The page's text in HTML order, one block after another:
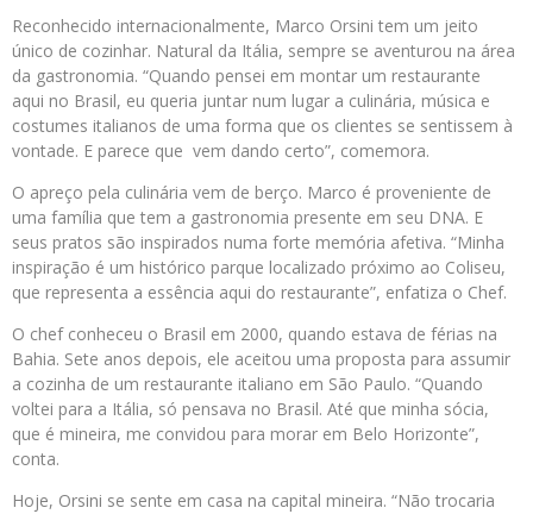
Reconhecido internacionalmente, Marco Orsini tem um jeito
único de cozinhar. Natural da Itália, sempre se aventurou na área
da gastronomia. “Quando pensei em montar um restaurante
aqui no Brasil, eu queria juntar num lugar a culinária, música e
costumes italianos de uma forma que os clientes se sentissem à
vontade. E parece que vem dando certo”, comemora.
O apreço pela culinária vem de berço. Marco é proveniente de
uma família que tem a gastronomia presente em seu DNA. E
seus pratos são inspirados numa forte memória afetiva. “Minha
inspiração é um histórico parque localizado próximo ao Coliseu,
que representa a essência aqui do restaurante”, enfatiza o Chef.
O chef conheceu o Brasil em 2000, quando estava de férias na
Bahia. Sete anos depois, ele aceitou uma proposta para assumir
a cozinha de um restaurante italiano em São Paulo. “Quando
voltei para a Itália, só pensava no Brasil. Até que minha sócia,
que é mineira, me convidou para morar em Belo Horizonte”,
conta.
Hoje, Orsini se sente em casa na capital mineira. “Não trocaria